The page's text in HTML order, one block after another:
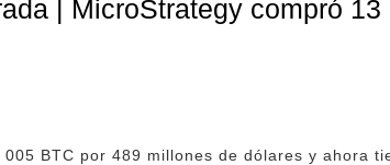
| MicroStrategy compró
BTC por 489 millones de dólares y ahora